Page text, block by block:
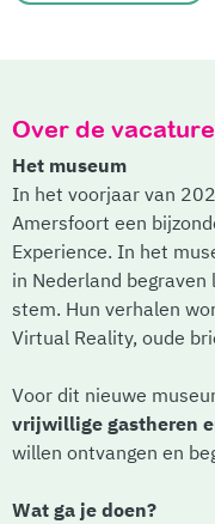
Over de vacature
Het museum
In het voorjaar van
Amersfoort een
Experience. In het
in Nederland begraven
stem. Hun verhalen
Virtual Reality, oude
Voor dit nieuwe
vrijwillige gastheren
willen ontvangen en
Wat ga je doen?